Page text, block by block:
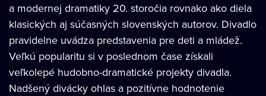
a modernej dramatiky 20. storočia rovnako ako diela
klasických aj súčasných slovenských autorov. Divadlo
pravidelne uvádza predstavenia pre deti a mládež.
Veľkú popularitu si v poslednom čase získali
veľkolepé hudobno-dramatické projekty divadla.
Nadšený divácky ohlas a pozitívne hodnotenie